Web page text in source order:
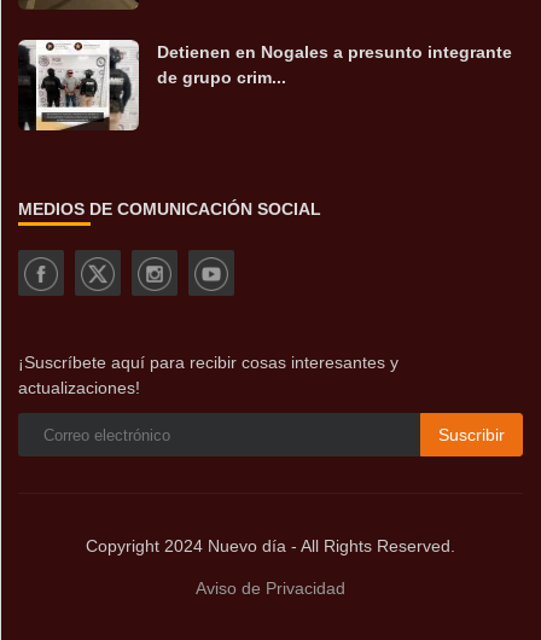
Detienen en Nogales a presunto integrante
de grupo crim...
MEDIOS DE COMUNICACIÓN SOCIAL
¡Suscríbete aquí para recibir cosas interesantes y
actualizaciones!
Suscribir
Copyright 2024 Nuevo día - All Rights Reserved.
Aviso de Privacidad